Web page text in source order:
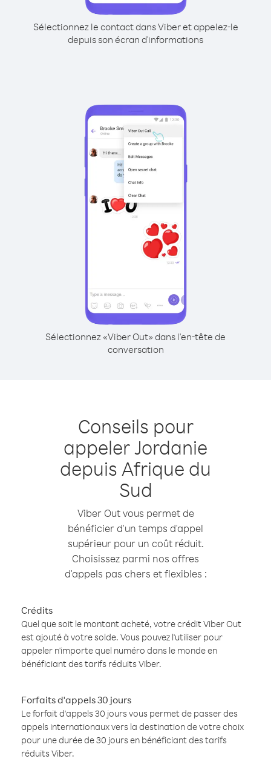
Sélectionnez le contact dans Viber et appelez-le
depuis son écran d'informations
Sélectionnez «Viber Out» dans l'en-tête de
conversation
Conseils pour
appeler Jordanie
depuis Afrique du
Sud
Viber Out vous permet de
bénéficier d'un temps d'appel
supérieur pour un coût réduit.
Choisissez parmi nos offres
d'appels pas chers et flexibles :
Crédits
Quel que soit le montant acheté, votre crédit Viber Out
est ajouté à votre solde. Vous pouvez l'utiliser pour
appeler n'importe quel numéro dans le monde en
bénéficiant des tarifs réduits Viber.
Forfaits d'appels 30 jours
Le forfait d'appels 30 jours vous permet de passer des
appels internationaux vers la destination de votre choix
pour une durée de 30 jours en bénéficiant des tarifs
réduits Viber.